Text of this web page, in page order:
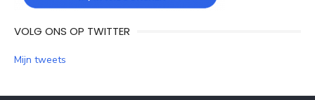
VOLG ONS OP TWITTER
Mijn tweets